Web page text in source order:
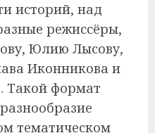
историй, над
режиссёры,
Юлию Лысову,
Иконникова и
Такой формат
тематическом